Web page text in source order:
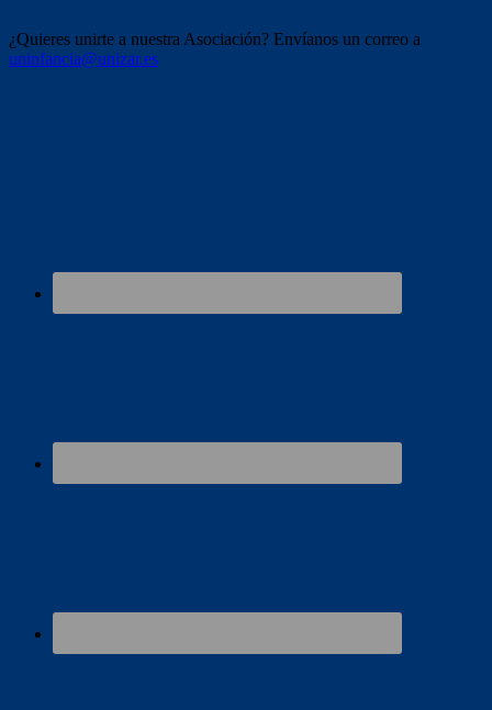
¿Quieres unirte a nuestra Asociación? Envíanos un correo a
uninfancia@unizar.es